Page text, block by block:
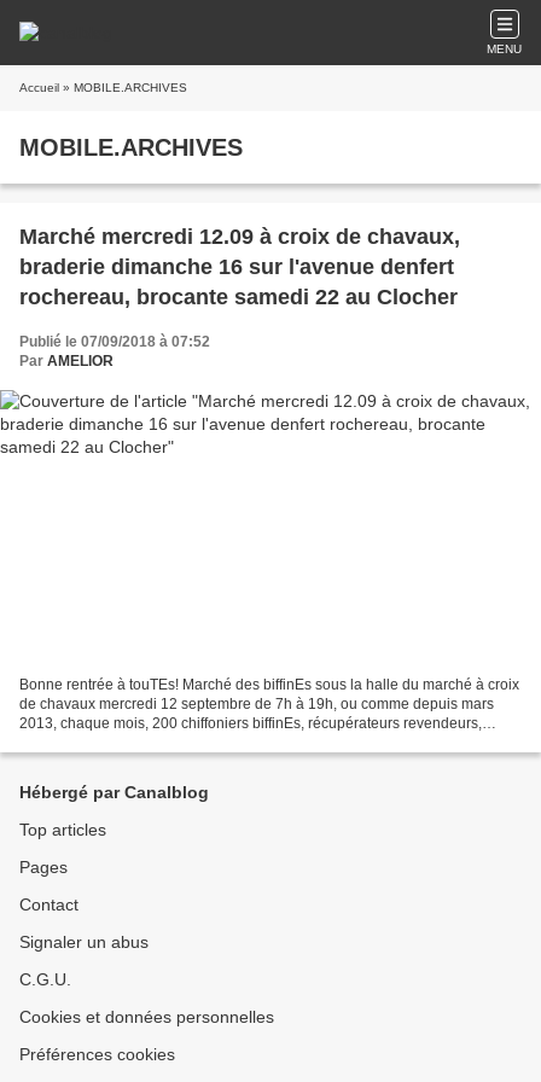
MENU
Accueil » MOBILE.ARCHIVES
MOBILE.ARCHIVES
Marché mercredi 12.09 à croix de chavaux,
braderie dimanche 16 sur l'avenue denfert
rochereau, brocante samedi 22 au Clocher
Publié le 07/09/2018 à 07:52
Par AMELIOR
Bonne rentrée à touTEs! Marché des biffinEs sous la halle du marché à croix
de chavaux mercredi 12 septembre de 7h à 19h, ou comme depuis mars
2013, chaque mois, 200 chiffoniers biffinEs, récupérateurs revendeurs,
Hébergé par Canalblog
Top articles
Pages
Contact
Signaler un abus
C.G.U.
Cookies et données personnelles
Préférences cookies